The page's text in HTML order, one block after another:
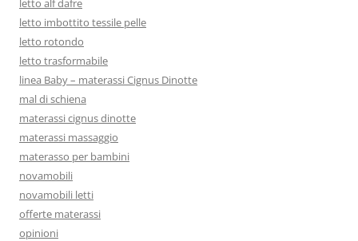
letto alf dafre
letto imbottito tessile pelle
letto rotondo
letto trasformabile
linea Baby – materassi Cignus Dinotte
mal di schiena
materassi cignus dinotte
materassi massaggio
materasso per bambini
novamobili
novamobili letti
offerte materassi
opinioni